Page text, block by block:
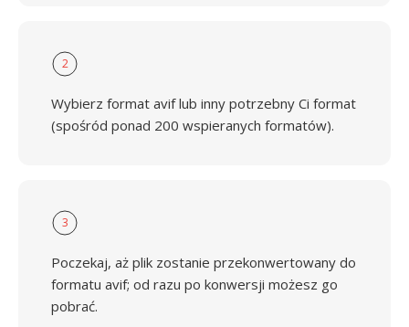
2
Wybierz format avif lub inny potrzebny Ci format
(spośród ponad 200 wspieranych formatów).
3
Poczekaj, aż plik zostanie przekonwertowany do
formatu avif; od razu po konwersji możesz go
pobrać.